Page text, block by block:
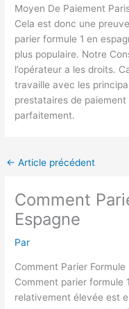
Moyen De Paiement
Cela est donc une
parier formule 1 en
plus populaire. Notre
l’opérateur a les droits.
travaille avec les
prestataires de
parfaitement.
← Article précédent
Comment
Espagne
Par
Comment Parier Formule
Comment parier formule
relativement élevée est